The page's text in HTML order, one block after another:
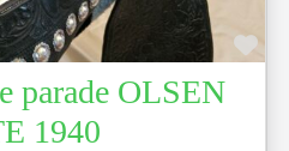
parade OLSEN
1940